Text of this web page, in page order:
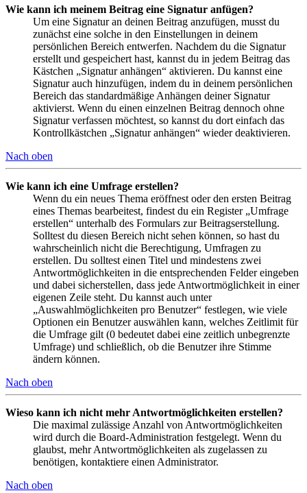
Wie kann ich meinem Beitrag eine Signatur anfügen?
Um eine Signatur an deinen Beitrag anzufügen, musst du
zunächst eine solche in den Einstellungen in deinem
persönlichen Bereich entwerfen. Nachdem du die Signatur
erstellt und gespeichert hast, kannst du in jedem Beitrag das
Kästchen „Signatur anhängen“ aktivieren. Du kannst eine
Signatur auch hinzufügen, indem du in deinem persönlichen
Bereich das standardmäßige Anhängen deiner Signatur
aktivierst. Wenn du einen einzelnen Beitrag dennoch ohne
Signatur verfassen möchtest, so kannst du dort einfach das
Kontrollkästchen „Signatur anhängen“ wieder deaktivieren.
Nach oben
Wie kann ich eine Umfrage erstellen?
Wenn du ein neues Thema eröffnest oder den ersten Beitrag
eines Themas bearbeitest, findest du ein Register „Umfrage
erstellen“ unterhalb des Formulars zur Beitragserstellung.
Solltest du diesen Bereich nicht sehen können, so hast du
wahrscheinlich nicht die Berechtigung, Umfragen zu
erstellen. Du solltest einen Titel und mindestens zwei
Antwortmöglichkeiten in die entsprechenden Felder eingeben
und dabei sicherstellen, dass jede Antwortmöglichkeit in einer
eigenen Zeile steht. Du kannst auch unter
„Auswahlmöglichkeiten pro Benutzer“ festlegen, wie viele
Optionen ein Benutzer auswählen kann, welches Zeitlimit für
die Umfrage gilt (0 bedeutet dabei eine zeitlich unbegrenzte
Umfrage) und schließlich, ob die Benutzer ihre Stimme
ändern können.
Nach oben
Wieso kann ich nicht mehr Antwortmöglichkeiten erstellen?
Die maximal zulässige Anzahl von Antwortmöglichkeiten
wird durch die Board-Administration festgelegt. Wenn du
glaubst, mehr Antwortmöglichkeiten als zugelassen zu
benötigen, kontaktiere einen Administrator.
Nach oben